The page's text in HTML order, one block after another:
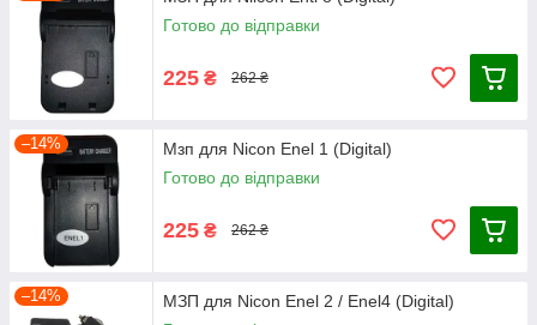
Готово до відправки
225 ₴ 262 ₴
–14%
Мзп для Nicon Enel 1 (Digital)
Готово до відправки
225 ₴ 262 ₴
–14%
МЗП для Nicon Enel 2 / Enel4 (Digital)